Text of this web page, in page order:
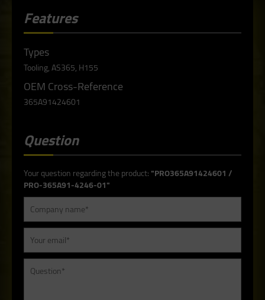
Features
Types
Tooling, AS365, H155
OEM Cross-Reference
365A91424601
Question
Your question regarding the product:"PRO365A91424601 /
PRO-365A91-4246-01"